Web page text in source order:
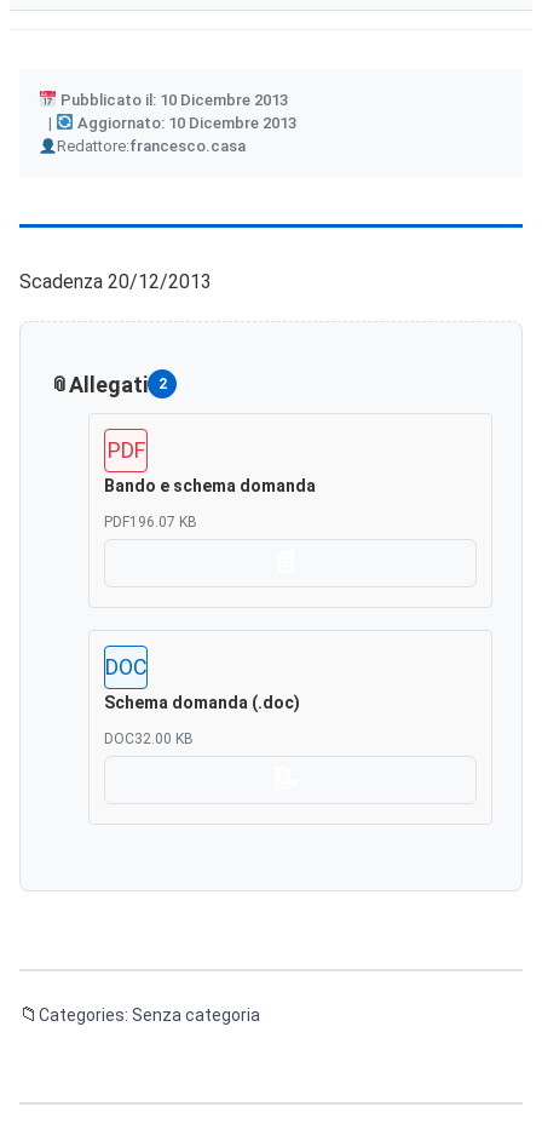
Pubblicato il: 10 Dicembre 2013
Aggiornato: 10 Dicembre 2013
Redattore:
Author francesco.casa
Scadenza 20/12/2013
Allegati 2
PDF
Bando e schema domanda
PDF196.07 KB
DOC
Schema domanda (.doc)
DOC32.00 KB
Categories: Senza categoria